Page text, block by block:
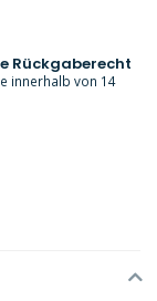
Rückgaberecht
innerhalb von 14